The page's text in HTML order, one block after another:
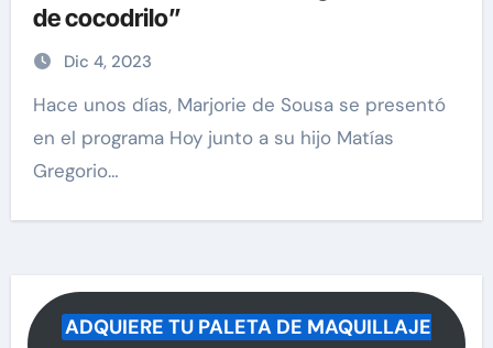
de cocodrilo”
Dic 4, 2023
Hace unos días, Marjorie de Sousa se presentó
en el programa Hoy junto a su hijo Matías
Gregorio…
ADQUIERE TU PALETA DE MAQUILLAJE